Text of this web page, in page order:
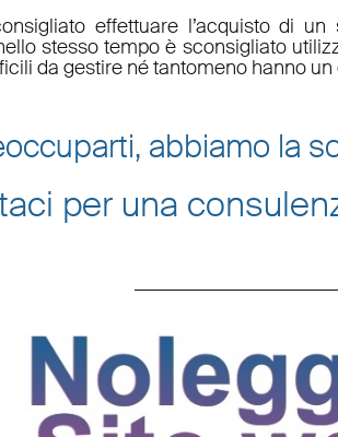
effettuare l’acquisto di
stesso tempo è sconsigliato
da gestire né tantomeno hanno
abbiamo la
per una